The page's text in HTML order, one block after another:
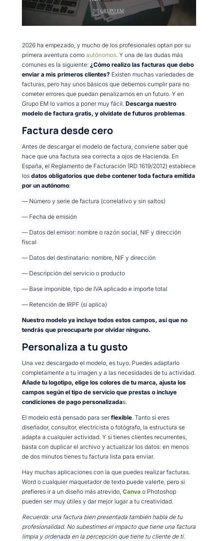
2026 ha empezado, y mucho de los profesionales optan por su
primera aventura como autónomos. Y una de las dudas más
comunes es la siguiente: ¿Cómo realizo las facturas que debo
enviar a mis primeros clientes?Existen muchas variedades de
facturas, pero hay unos básicos que debemos cumplir para no
cometer errores que puedan penalizarnos en un futuro. Y en
Grupo EM lo vamos a poner muy fácil. Descarga nuestro
modelo de factura gratis, y olvídate de futuros problemas.
Factura desde cero
Antes de descargar el modelo de factura, conviene saber qué
hace que una factura sea correcta a ojos de Hacienda. En
España, el Reglamento de Facturación (RD 1619/2012) establece
los datos obligatorios que debe contener toda factura emitida
por un autónomo:
— Número y serie de factura (correlativo y sin saltos)
— Fecha de emisión
— Datos del emisor: nombre o razón social, NIF y dirección
fiscal
— Datos del destinatario: nombre, NIF y dirección
— Descripción del servicio o producto
— Base imponible, tipo de IVA aplicado e importe total
— Retención de IRPF (si aplica)
Nuestro modelo ya incluye todos estos campos, así que no
tendrás que preocuparte por olvidar ninguno.
Personaliza a tu gusto
Una vez descargado el modelo, es tuyo. Puedes adaptarlo
completamente a tu imagen y a las necesidades de tu actividad.
Añade tu logotipo, elige los colores de tu marca, ajusta los
campos según el tipo de servicio que prestas o incluye
condiciones de pago personalizadas.
El modelo está pensado para ser flexible. Tanto si eres
diseñador, consultor, electricista o fotógrafo, la estructura se
adapta a cualquier actividad. Y si tienes clientes recurrentes,
basta con duplicar el archivo y actualizar los datos: en menos
de dos minutos tienes tu factura lista para enviar.
Hay muchas aplicaciones con la que puedes realizar facturas.
Word o cualquier maquetador de texto puede valerte, pero si
prefieres ir a un diseño más atrevido, Canva o Photoshop
pueden ser muy útiles y dar mejor lugar a tu creatividad.
Recuerda: una factura bien presentada también habla de tu
profesionalidad. No subestimes el impacto que tiene una factura
limpia y ordenada en la percepción que tiene tu cliente de ti.